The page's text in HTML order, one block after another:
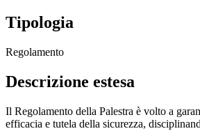
Tipologia
Regolamento
Descrizione estesa
Il Regolamento della Palestra è volto a
efficacia e tutela della sicurezza,